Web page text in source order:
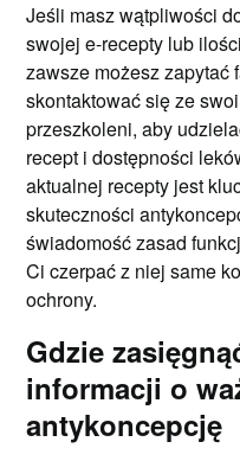
Jeśli masz wątpliwości
swojej e-recepty lub
zawsze możesz zapytać
skontaktować się ze
przeszkoleni, aby
recept i dostępności
aktualnej recepty jest
skuteczności
świadomość zasad
Ci czerpać z niej same
ochrony.
Gdzie
informacji o
antykoncepcję